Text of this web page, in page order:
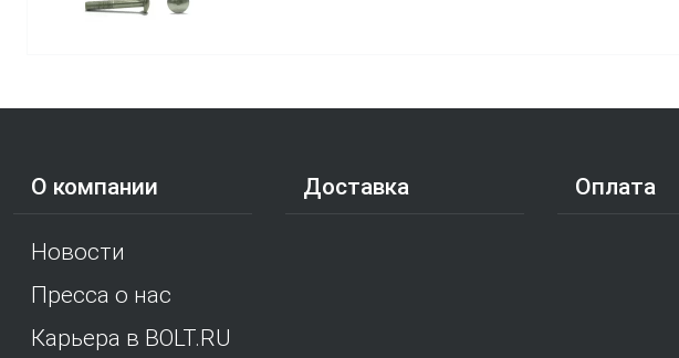
О компании
Новости
Пресса о нас
Карьера в BOLT.RU
Доставка Оплата